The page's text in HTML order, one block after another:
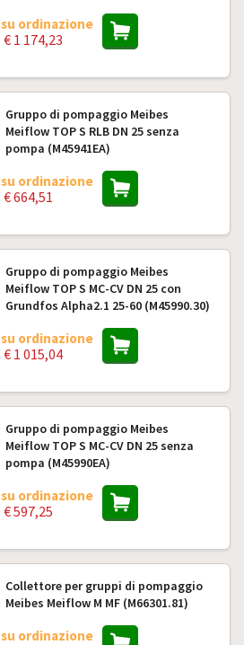
su ordinazione
€ 1 174,23
Gruppo di pompaggio Meibes
Meiflow TOP S RLB DN 25 senza
pompa (M45941EA)
su ordinazione
€ 664,51
Gruppo di pompaggio Meibes
Meiflow TOP S MC-CV DN 25 con
Grundfos Alpha2.1 25-60 (M45990.30)
su ordinazione
€ 1 015,04
Gruppo di pompaggio Meibes
Meiflow TOP S MC-CV DN 25 senza
pompa (M45990EA)
su ordinazione
€ 597,25
Collettore per gruppi di pompaggio
Meibes Meiflow M MF (M66301.81)
su ordinazione